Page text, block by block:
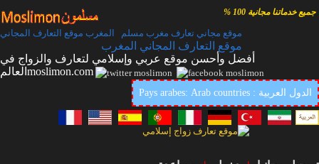
جميع خدماتنا مجانية 100 %
موقع مجاني تعارف مغرب مسلم المغرب موقع التعارف المجاني
موقع التعارف المجاني المغرب
أفضل وأحسن موقع عربي وإسلامي لتعارف والزواج في
العالمmoslimon.com
Pays arabes: Arab countries : الدول العربية